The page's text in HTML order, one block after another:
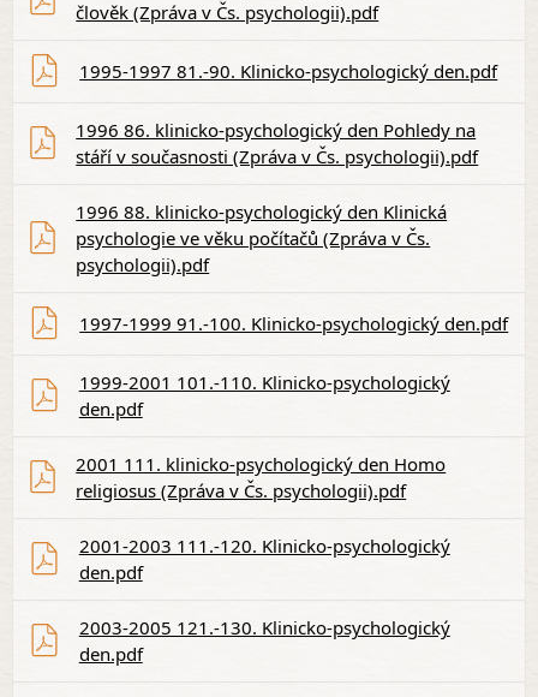
člověk (Zpráva v Čs. psychologii).pdf
1995-1997 81.-90. Klinicko-psychologický den.pdf
1996 86. klinicko-psychologický den Pohledy na
stáří v současnosti (Zpráva v Čs. psychologii).pdf
1996 88. klinicko-psychologický den Klinická
psychologie ve věku počítačů (Zpráva v Čs.
psychologii).pdf
1997-1999 91.-100. Klinicko-psychologický den.pdf
1999-2001 101.-110. Klinicko-psychologický
den.pdf
2001 111. klinicko-psychologický den Homo
religiosus (Zpráva v Čs. psychologii).pdf
2001-2003 111.-120. Klinicko-psychologický
den.pdf
2003-2005 121.-130. Klinicko-psychologický
den.pdf